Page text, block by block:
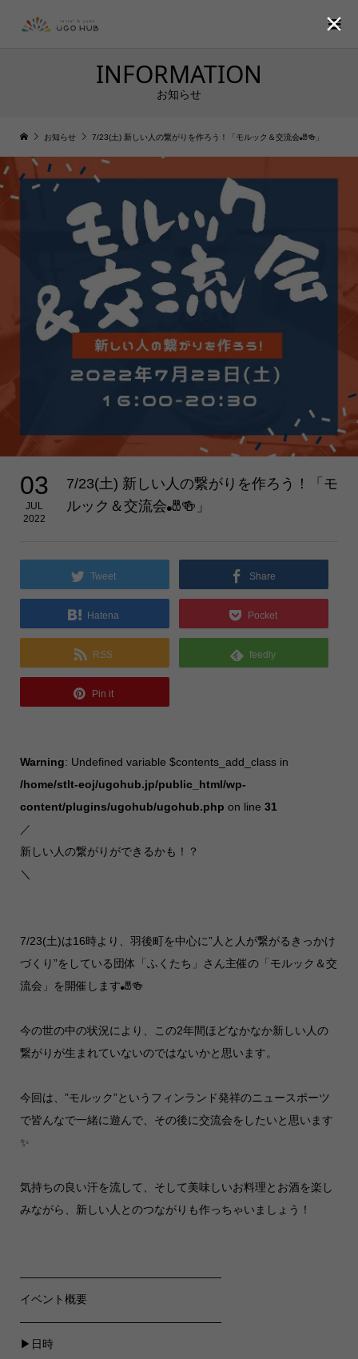
INFORMATION
お知らせ
お知らせ 7/23(土) 新しい人の繋がりを作ろう！「モルック＆交流会🎳🍻」
03
JUL
2022
7/23(土) 新しい人の繋がりを作ろう！「モ
ルック＆交流会🎳🍻」
Tweet Share
Hatena Pocket
RSS feedly
Pin it
Warning: Undefined variable $contents_add_class in
/home/stlt-eoj/ugohub.jp/public_html/wp-
content/plugins/ugohub/ugohub.php on line 31
／
新しい人の繋がりができるかも！？
＼
7/23(土)は16時より、羽後町を中心に”人と人が繋がるきっかけ
づくり”をしている団体「ふくたち」さん主催の「モルック＆交
流会」を開催します🎳🍻
今の世の中の状況により、この2年間ほどなかなか新しい人の
繋がりが生まれていないのではないかと思います。
今回は、”モルック”というフィンランド発祥のニュースポーツ
で皆んなで一緒に遊んで、その後に交流会をしたいと思います
✨
気持ちの良い汗を流して、そして美味しいお料理とお酒を楽し
みながら、新しい人とのつながりも作っちゃいましょう！
——————————————————
イベント概要
——————————————————
▶︎日時
